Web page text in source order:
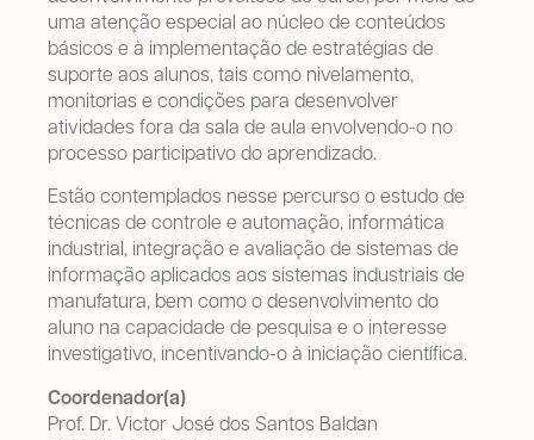
uma atenção especial ao núcleo de conteúdos
básicos e à implementação de estratégias de
suporte aos alunos, tais como nivelamento,
monitorias e condições para desenvolver
atividades fora da sala de aula envolvendo-o no
processo participativo do aprendizado.
Estão contemplados nesse percurso o estudo de
técnicas de controle e automação, informática
industrial, integração e avaliação de sistemas de
informação aplicados aos sistemas industriais de
manufatura, bem como o desenvolvimento do
aluno na capacidade de pesquisa e o interesse
investigativo, incentivando-o à iniciação científica.
Coordenador(a)
Prof. Dr. Victor José dos Santos Baldan